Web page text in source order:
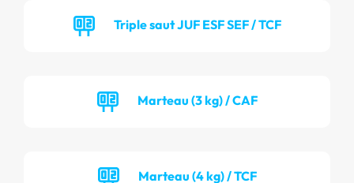
Triple saut JUF ESF SEF / TCF
Marteau (3 kg) / CAF
Marteau (4 kg) / TCF